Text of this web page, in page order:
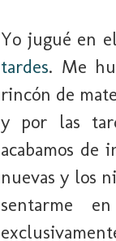
Yo jugué en
tardes. Me
rincón de
y por las
acabamos de
nuevas y los
sentarme